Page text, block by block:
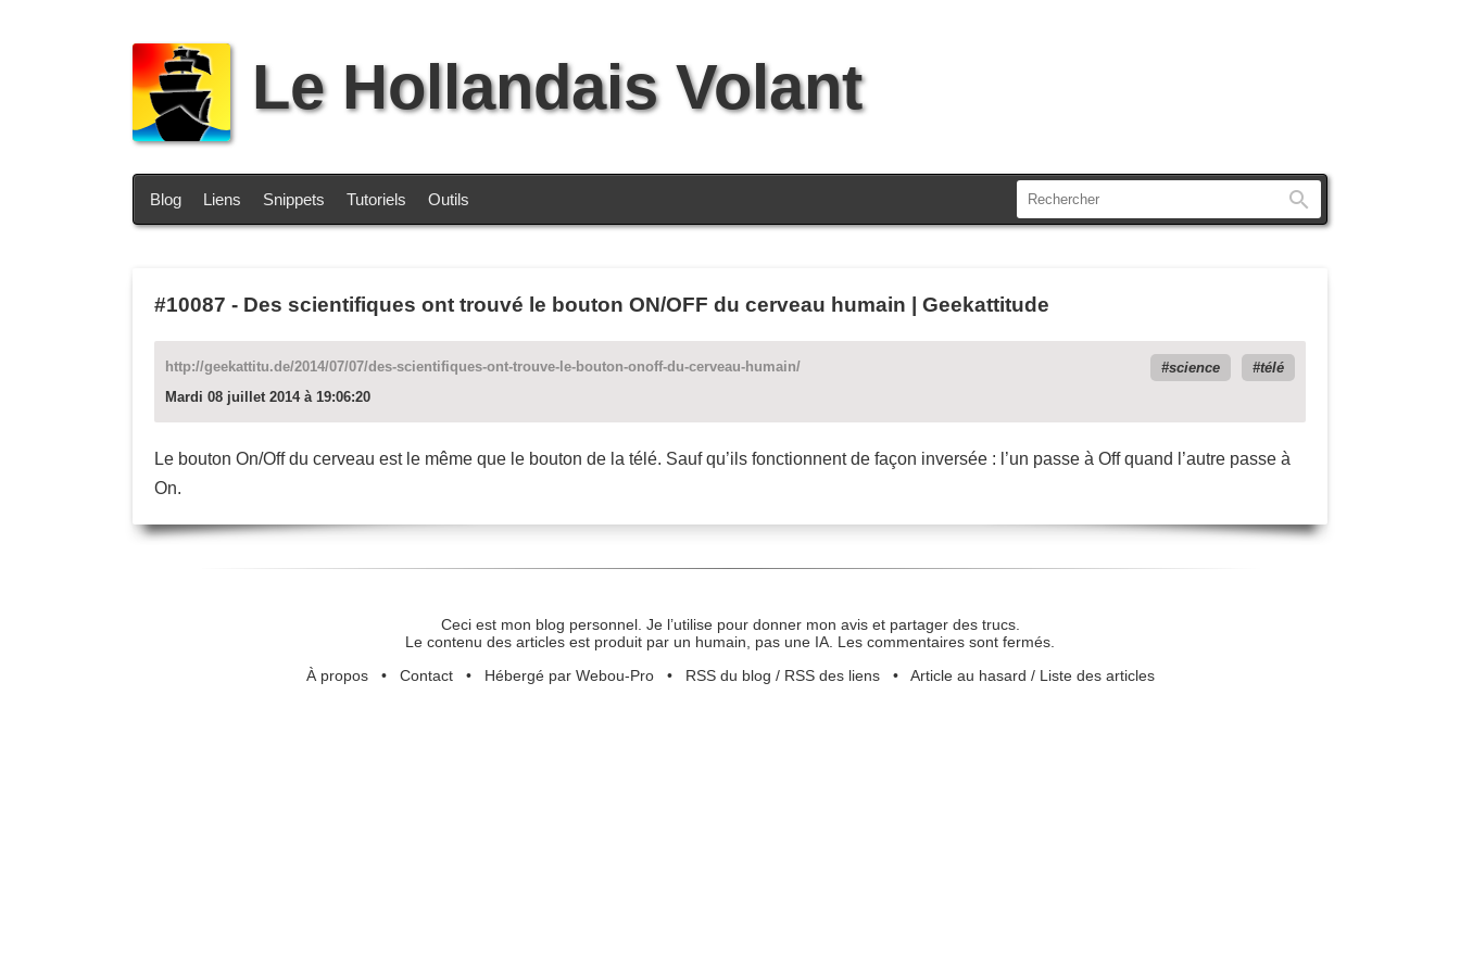
Le Hollandais Volant
Blog Liens Snippets Tutoriels Outils
#10087 - Des scientifiques ont trouvé le bouton ON/OFF du cerveau humain | Geekattitude
http://geekattitu.de/2014/07/07/des-scientifiques-ont-trouve-le-bouton-onoff-du-cerveau-humain/ science
télé
Mardi 08 juillet 2014 à 19:06:20
Le bouton On/Off du cerveau est le même que le bouton de la télé. Sauf qu’ils fonctionnent de façon inversée : l’un passe à Off quand l’autre passe à
On.
Ceci est mon blog personnel. Je l’utilise pour donner mon avis et partager des trucs.
Le contenu des articles est produit par un humain, pas une IA. Les commentaires sont fermés.
À propos• Contact• Hébergé par Webou-Pro• RSS du blog / RSS des liens• Article au hasard / Liste des articles